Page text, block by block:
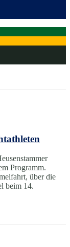
Programm.
über die
beim 14.